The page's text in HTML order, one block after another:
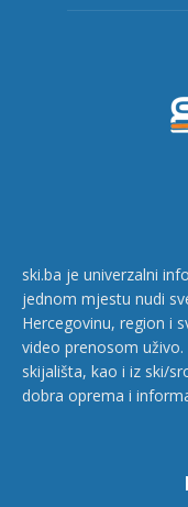
ski.ba je univerzalni
jednom mjestu nudi
Hercegovinu, region i
video prenosom
skijališta, kao i iz ski/
dobra oprema i